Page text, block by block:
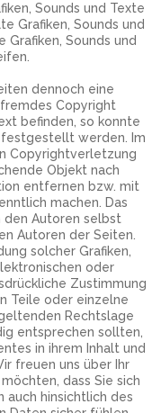
Sounds und Texte
Grafiken, Sounds und
Sounds und
dennoch eine
Copyright
befinden, so konnte
werden. Im
Copyrightverletzung
Objekt nach
entfernen bzw. mit
machen. Das
Autoren selbst
Autoren der Seiten.
solcher Grafiken,
oder
Zustimmung
Teile oder einzelne
Rechtslage
entsprechen sollten,
in ihrem Inhalt und
freuen uns über Ihr
dass Sie sich
auch hinsichtlich des